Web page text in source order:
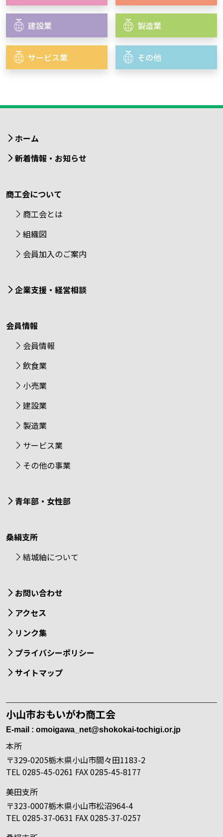
建設業 製造業
サービス業 その他
ホーム
新着情報・お知らせ
商工会について
商工会とは
組織図
会員加入のご案内
企業支援・経営相談
会員情報
会員情報
飲食業
小売業
建設業
製造業
サービス業
その他の事業
青年部・女性部
桑絹支所
結城紬について
お問い合わせ
アクセス
リンク集
プライバシーポリシー
サイトマップ
小山市おもいがわ商工会
E-mail : omoigawa_net@shokokai-tochigi.or.jp
本所
〒329-0205栃木県小山市間々田1183-2
TEL 0285-45-0261 FAX 0285-45-8177
美田支所
〒323-0007栃木県小山市松沼964-4
TEL 0285-37-0631 FAX 0285-37-0257